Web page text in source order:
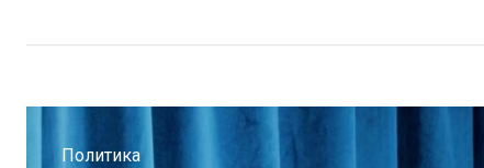
Политика